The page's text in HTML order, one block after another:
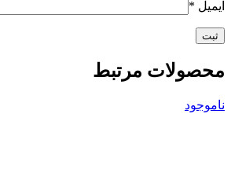
ایمیل *
محصولات مرتبط
ناموجود